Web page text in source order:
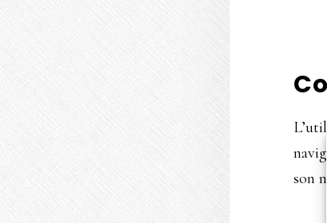
son